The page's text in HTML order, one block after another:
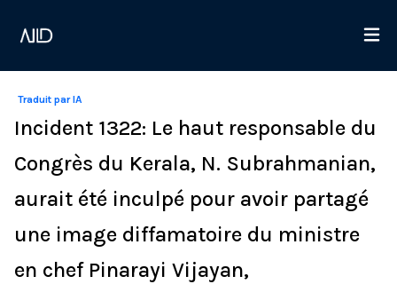
Traduit par IA
Incident 1322: Le haut responsable du
Congrès du Kerala, N. Subrahmanian,
aurait été inculpé pour avoir partagé
une image diffamatoire du ministre
en chef Pinarayi Vijayan,